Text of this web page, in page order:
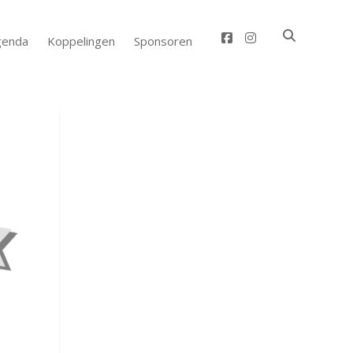
Koppelingen Sponsoren facebook
instagram